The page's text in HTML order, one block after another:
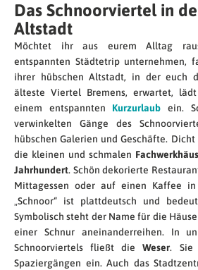
Das Schnoorviertel in
Altstadt
Möchtet ihr aus eurem Alltag
entspannten Städtetrip unternehmen,
ihrer hübschen Altstadt, in der euch
älteste Viertel Bremens, erwartet,
einem entspannten Kurzurlaub ein.
verwinkelten Gänge des
hübschen Galerien und Geschäfte.
die kleinen und schmalen
Jahrhundert. Schön dekorierte
Mittagessen oder auf einen Kaffee
„Schnoor“ ist plattdeutsch und
Symbolisch steht der Name für die
einer Schnur aneinanderreihen. In
Schnoorviertels fließt dieWeser. Sie
Spaziergängen ein. Auch das